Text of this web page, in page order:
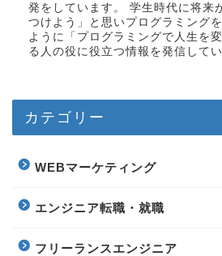
発をしています。 学生時代に将来
つけよう」と思いプログラミング
ように「プログラミングで人生を
る人の役に役立つ情報を発信してい
カテゴリー
WEBマーケティング
エンジニア転職・就職
フリーランスエンジニア